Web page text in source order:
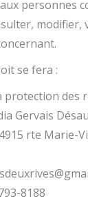
personnes
modifier,
se fera :
protection des
Gervais
rte Marie-
8188